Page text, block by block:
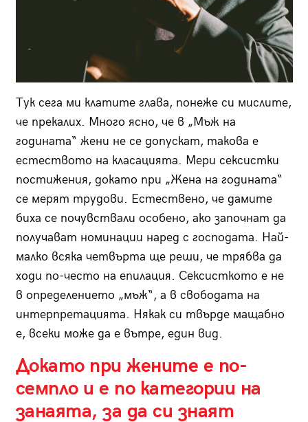
Тук сега ми клатите глава, понеже си мислите,
че прекалих. Много ясно, че в „Мъж на
годината“ жени не се допускат, такова е
естеството на класацията. Мери сексистки
постижения, докато при „Жена на годината“
се мерят трудови. Естествено, че дамите
биха се почувствали особено, ако започнат да
получават номинации наред с господата. Най-
малко всяка четвърта ще реши, че трябва да
ходи по-често на епилация. Сексисткото е не
в определението „мъж“, а в свободата на
интерпретацията. Някак си твърде мащабно
е, всеки може да е вътре, един вид.
Докато при жените е по-
семпло и е по категории на
занаята, за да си знаят